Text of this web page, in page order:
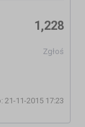
1,228
Zgłoś
21-11-2015 17:23